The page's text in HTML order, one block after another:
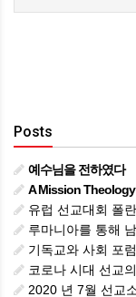
Posts
예수님을 전하였다
A Mission Theology
유럽 선교대회 폴
루마니아를 통해
기독교와 사회 포
코로나 시대 선교
2020 년 7월 선교